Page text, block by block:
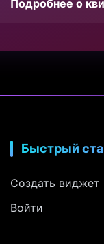
Подробнее о
Быстрый
Создать виджет
Войти